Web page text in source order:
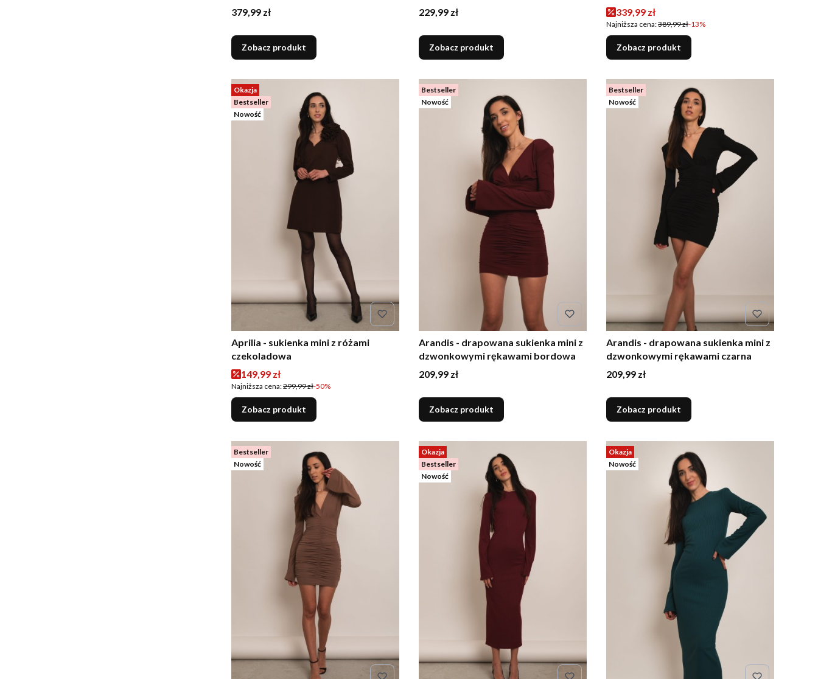
Cena
379,99 zł
Zobacz produkt
Cena
229,99 zł
Zobacz produkt
chabrowa
Cena promocyjna
339,99 zł
Najniższa cena:389,99 zł-13%
Zobacz produkt
Okazja
Bestseller
Nowość
Aprilia - sukienka mini z różami
czekoladowa
Cena promocyjna
149,99 zł
Najniższa cena:299,99 zł-50%
Zobacz produkt
Bestseller
Nowość
Arandis - drapowana sukienka mini z
dzwonkowymi rękawami bordowa
Cena
209,99 zł
Zobacz produkt
Bestseller
Nowość
Arandis - drapowana sukienka mini z
dzwonkowymi rękawami czarna
Cena
209,99 zł
Zobacz produkt
Bestseller
Nowość
Okazja
Bestseller
Nowość
Okazja
Nowość